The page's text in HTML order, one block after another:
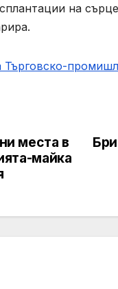
на
места в
майка